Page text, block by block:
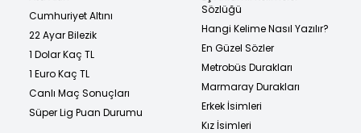
Cumhuriyet Altını
22 Ayar Bilezik
1 Dolar Kaç TL
1 Euro Kaç TL
Canlı Maç Sonuçları
Süper Lig Puan Durumu
Sözlüğü
Hangi Kelime Nasıl Yazılır?
En Güzel Sözler
Metrobüs Durakları
Marmaray Durakları
Erkek İsimleri
Kız İsimleri